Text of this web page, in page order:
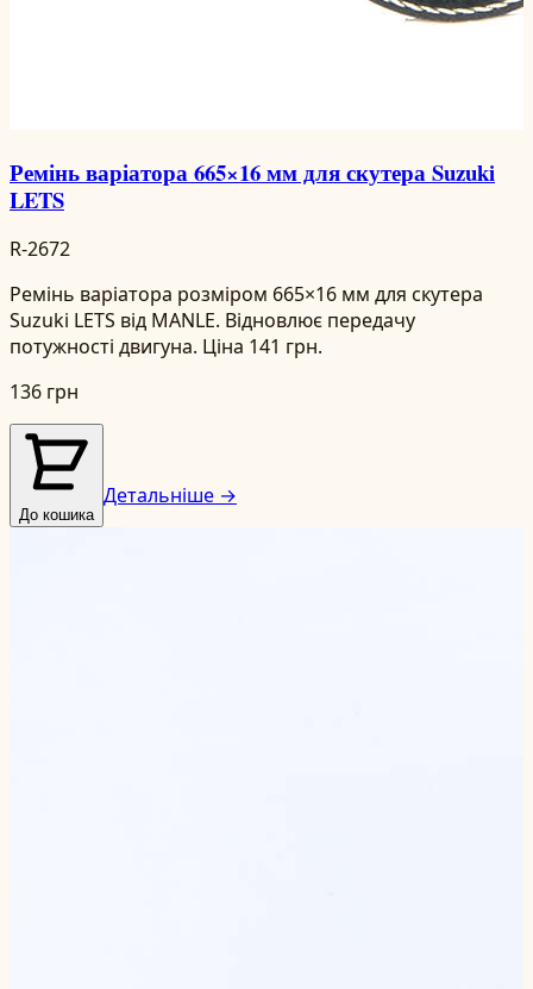
Ремінь варіатора 665×16 мм для скутера Suzuki
LETS
R-2672
Ремінь варіатора розміром 665×16 мм для скутера
Suzuki LETS від MANLE. Відновлює передачу
потужності двигуна. Ціна 141 грн.
136 грн
До кошика
Детальніше →